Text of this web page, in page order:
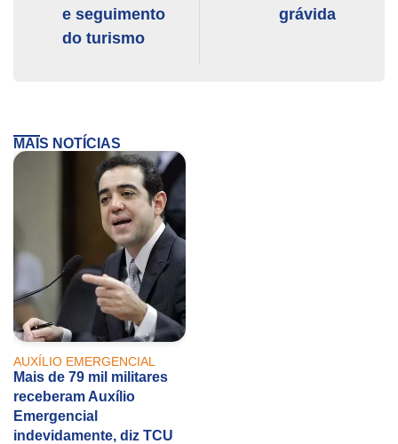
e seguimento
do turismo
grávida
MAIS NOTÍCIAS
AUXÍLIO EMERGENCIAL
Mais de 79 mil militares
receberam Auxílio
Emergencial
indevidamente, diz TCU